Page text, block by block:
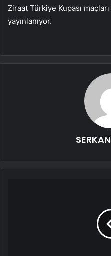
Ziraat Türkiye Kupası maçları
yayınlanıyor.